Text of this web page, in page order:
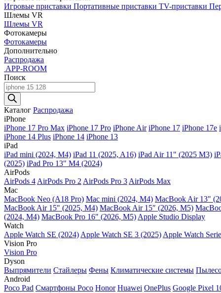
Игровые приставки Портативные приставки TV-приставки
Шлемы VR
Шлемы VR
Фотокамеры
Фотокамеры
Дополнительно
Распродажа
APP-ROOM
Поиск
Поиск
товаров
Каталог Распродажа
iPhone
iPhone 17 Pro Max iPhone 17 Pro iPhone Air iPhone 17 iPhone 17e
iPhone 14 Plus iPhone 14 iPhone 13
iPad
iPad mini (2024, M4) iPad 11 (2025, A16) iPad Air 11" (2025 M3)
(2025) iPad Pro 13" M4 (2024)
AirPods
AirPods 4 AirPods Pro 2 AirPods Pro 3 AirPods Max
Mac
MacBook Neo (A18 Pro) Mac mini (2024, M4) MacBook Air 13"
MacBook Air 15" (2025, M4) MacBook Air 15″ (2026, M5)
(2024, M4) MacBook Pro 16" (2026, M5) Apple Studio Display
Watch
Apple Watch SE (2024) Apple Watch SE 3 (2025) Apple Watch
Vision Pro
Vision Pro
Dyson
Выпрямители Стайлеры Фены Климатические системы
Android
Poco Pad Смартфоны Poco Honor Huawei OnePlus Google Pixel